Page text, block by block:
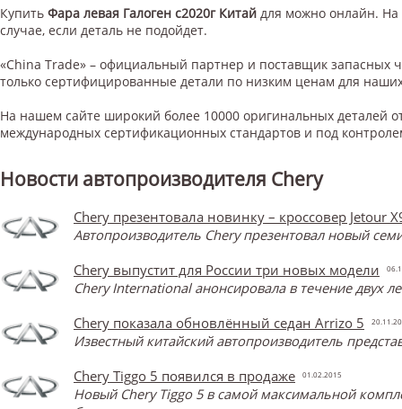
Купить Фара левая Галоген с2020г Китай для можно онлайн. На
случае, если деталь не подойдет.
«China Trade» – официальный партнер и поставщик запасных
только сертифицированные детали по низким ценам для
На нашем сайте широкий более 10000 оригинальных деталей
международных сертификационных стандартов и под
Новости автопроизводителя Chery
Chery презентовала новинку – кроссовер Jetour
Автопроизводитель Chery презентовал новый
Chery выпустит для России три новых модели
Chery International анонсировала в течение двух
Chery показала обновлённый седан Arrizo 5
Известный китайский автопроизводитель
Chery Tiggo 5 появился в продаже
01.02.2015
Новый Chery Tiggo 5 в самой максимальной